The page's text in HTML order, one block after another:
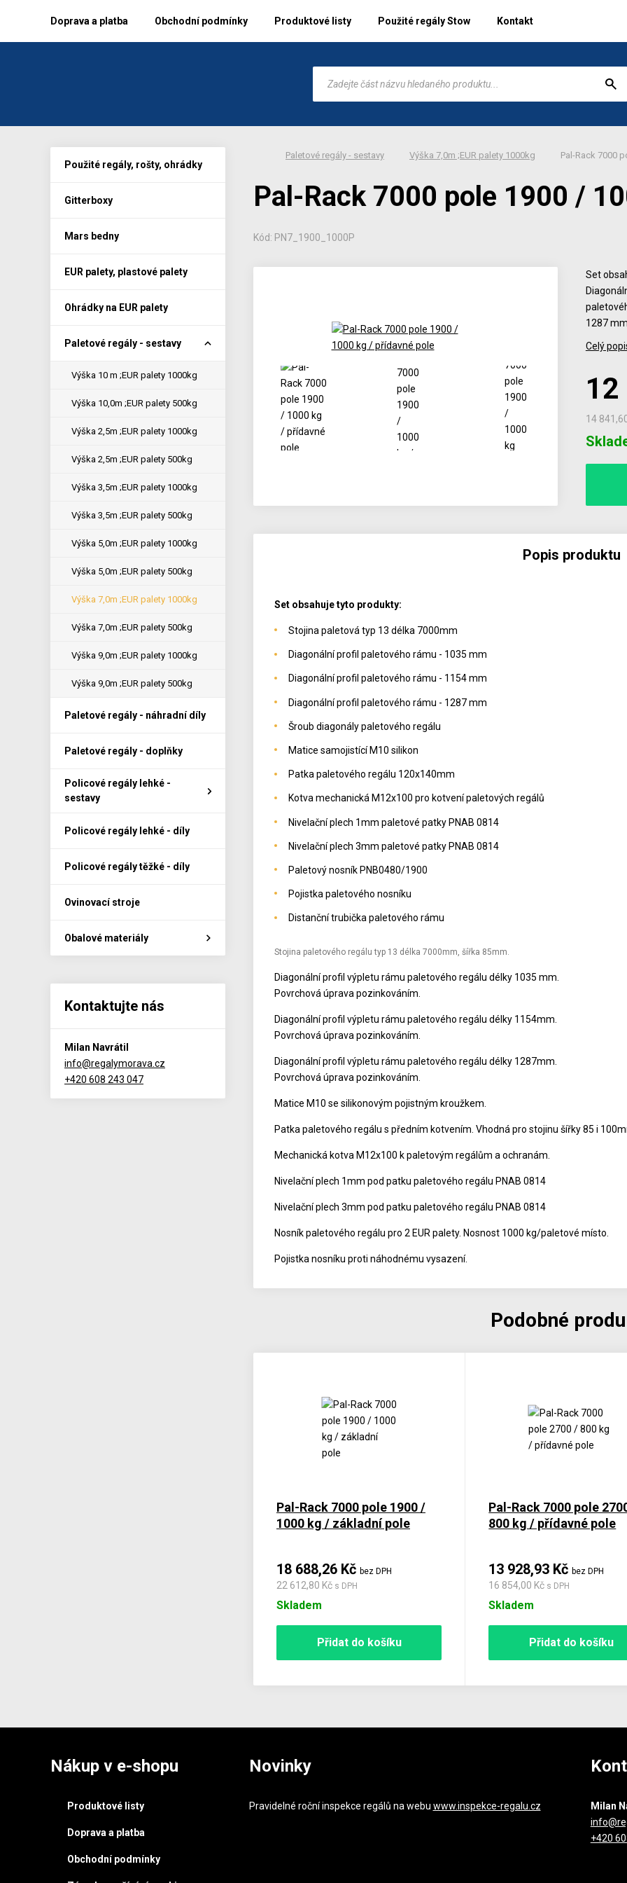
Doprava a platba Obchodní podmínky Produktové listy Použité regály Stow Kontakt
Paletové regály - sestavy Výška 7,0m ;EUR palety 1000kg Pal-Rack 7000
Pal-Rack 7000 pole 1900 /
Kód: PN7_1900_1000P
Set
1287
Celý
14
Popis produktu
Set obsahuje tyto produkty:
Stojina paletová typ 13 délka 7000mm
Diagonální profil paletového rámu - 1035 mm
Diagonální profil paletového rámu - 1154 mm
Diagonální profil paletového rámu - 1287 mm
Šroub diagonály paletového regálu
Matice samojistící M10 silikon
Patka paletového regálu 120x140mm
Kotva mechanická M12x100 pro kotvení paletových regálů
Nivelační plech 1mm paletové patky PNAB 0814
Nivelační plech 3mm paletové patky PNAB 0814
Paletový nosník PNB0480/1900
Pojistka paletového nosníku
Distanční trubička paletového rámu
Stojina paletového regálu typ 13 délka 7000mm, šířka 85mm.
Diagonální profil výpletu rámu paletového regálu délky 1035 mm.
Povrchová úprava pozinkováním.
Diagonální profil výpletu rámu paletového regálu délky 1154mm.
Povrchová úprava pozinkováním.
Diagonální profil výpletu rámu paletového regálu délky 1287mm.
Povrchová úprava pozinkováním.
Matice M10 se silikonovým pojistným kroužkem.
Patka paletového regálu s předním kotvením. Vhodná pro stojinu šířky 85 i
Mechanická kotva M12x100 k paletovým regálům a ochranám.
Nivelační plech 1mm pod patku paletového regálu PNAB 0814
Nivelační plech 3mm pod patku paletového regálu PNAB 0814
Nosník paletového regálu pro 2 EUR palety. Nosnost 1000 kg/paletové místo.
Pojistka nosníku proti náhodnému vysazení.
Podobné
Pal-Rack 7000 pole 1900 /
1000 kg / základní pole
18 688,26 Kč bez DPH
22 612,80 Kč s DPH
Skladem
Přidat do košíku
Pal-Rack 7000 pole
800 kg / přídavné pole
13 928,93 Kčbez DPH
16 854,00 Kč s DPH
Skladem
Přidat do košíku
Použité regály, rošty, ohrádky
Gitterboxy
Mars bedny
EUR palety, plastové palety
Ohrádky na EUR palety
Paletové regály - sestavy
Výška 10 m ;EUR palety 1000kg
Výška 10,0m ;EUR palety 500kg
Výška 2,5m ;EUR palety 1000kg
Výška 2,5m ;EUR palety 500kg
Výška 3,5m ;EUR palety 1000kg
Výška 3,5m ;EUR palety 500kg
Výška 5,0m ;EUR palety 1000kg
Výška 5,0m ;EUR palety 500kg
Výška 7,0m ;EUR palety 1000kg
Výška 7,0m ;EUR palety 500kg
Výška 9,0m ;EUR palety 1000kg
Výška 9,0m ;EUR palety 500kg
Paletové regály - náhradní díly
Paletové regály - doplňky
Policové regály lehké -
sestavy
Policové regály lehké - díly
Policové regály těžké - díly
Ovinovací stroje
Obalové materiály
Kontaktujte nás
Milan Navrátil
info@regalymorava.cz
+420 608 243 047
Nákup v e-shopu
Produktové listy
Doprava a platba
Obchodní podmínky
Novinky
Pravidelné roční inspekce regálů na webu www.inspekce-regalu.cz
Milan
+420